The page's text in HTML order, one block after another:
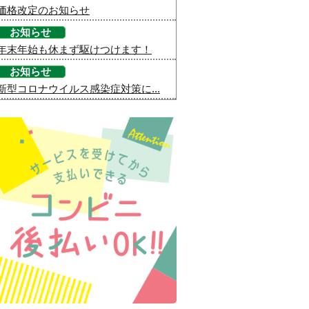
格改定のお知らせ
お知らせ
末年始も休まず駆けつけます！
お知らせ
型コロナウイルス感染症対策に...